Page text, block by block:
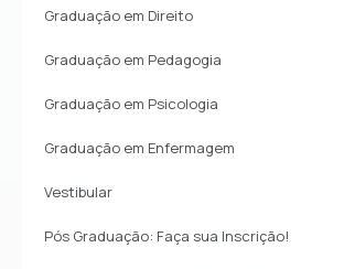
Graduação em Direito
Graduação em Pedagogia
Graduação em Psicologia
Graduação em Enfermagem
Vestibular
Pós Graduação: Faça sua Inscrição!